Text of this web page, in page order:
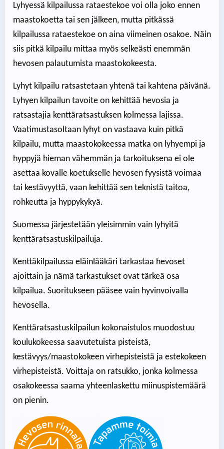
Lyhyessä kilpailussa rataestekoe voi olla joko ennen
maastokoetta tai sen jälkeen, mutta pitkässä
kilpailussa rataestekoe on aina viimeinen osakoe. Näin
siis pitkä kilpailu mittaa myös selkeästi enemmän
hevosen palautumista maastokokeesta.
Lyhyt kilpailu ratsastetaan yhtenä tai kahtena päivänä.
Lyhyen kilpailun tavoite on kehittää hevosia ja
ratsastajia kenttäratsastuksen kolmessa lajissa.
Vaatimustasoltaan lyhyt on vastaava kuin pitkä
kilpailu, mutta maastokokeessa matka on lyhyempi ja
hyppyjä hieman vähemmän ja tarkoituksena ei ole
asettaa kovalle koetukselle hevosen fyysistä voimaa
tai kestävyyttä, vaan kehittää sen teknistä taitoa,
rohkeutta ja hyppykykyä.
Suomessa järjestetään yleisimmin vain lyhyitä
kenttäratsastuskilpailuja.
Kenttäkilpailussa eläinlääkäri tarkastaa hevoset
ajoittain ja nämä tarkastukset ovat tärkeä osa
kilpailua. Suoritukseen pääsee vain hyvinvoivalla
hevosella.
Kenttäratsastuskilpailun kokonaistulos muodostuu
koulukokeessa saavutetuista pisteistä,
kestävyys/maastokokeen virhepisteistä ja estekokeen
virhepisteistä. Voittaja on ratsukko, jonka kolmessa
osakokeessa saama yhteenlaskettu miinuspistemäärä
on pienin.